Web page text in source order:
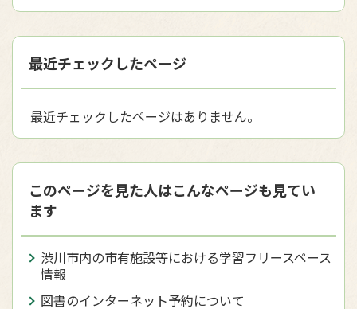
最近チェックしたページ
最近チェックしたページはありません。
このページを見た人はこんなページも見てい
ます
渋川市内の市有施設等における学習フリースペース
情報
図書のインターネット予約について